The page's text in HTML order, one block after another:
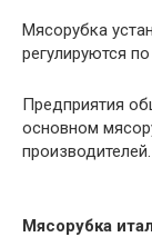
Мясорубка
регулируются
Предприятия
основном
производителей.
Мясорубка